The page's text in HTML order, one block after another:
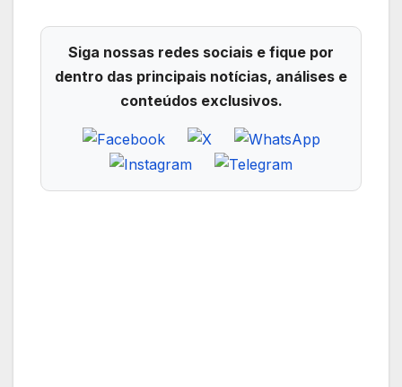
Siga nossas redes sociais e fique por
dentro das principais notícias, análises e
conteúdos exclusivos.